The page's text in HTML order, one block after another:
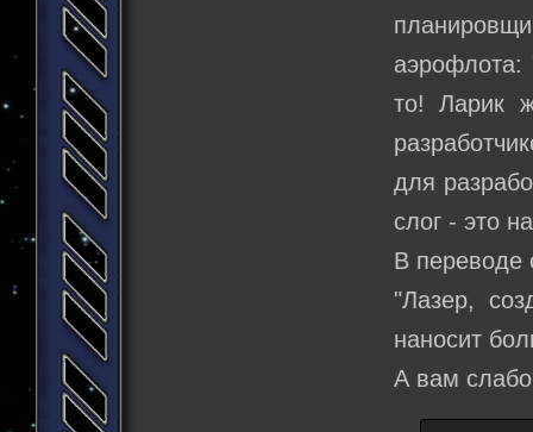
аэрофлота:
то! Ларик
для
слог - это
В переводе
"Лазер,
наносит
А вам